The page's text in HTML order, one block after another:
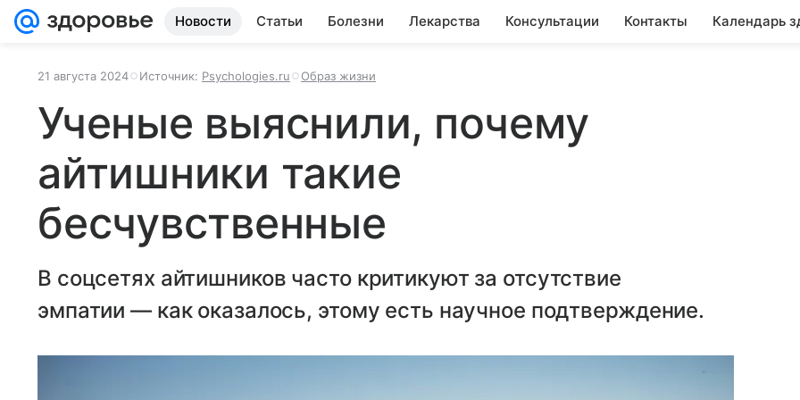
Новости Статьи Болезни Лекарства Консультации Контакты Календарь
21 августа 2024 Источник: Psychologies.ru Образ жизни
Ученые выяснили, почему
айтишники такие
бесчувственные
В соцсетях айтишников часто критикуют за отсутствие
эмпатии — как оказалось, этому есть научное подтверждение.